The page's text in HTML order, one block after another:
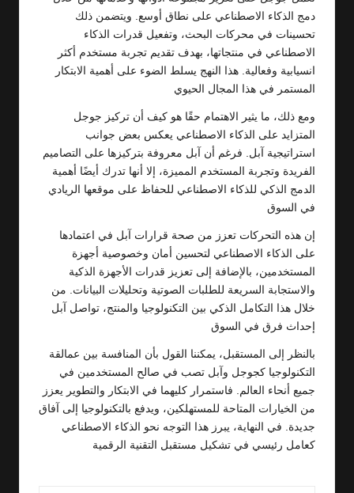
دمج الذكاء الاصطناعي على نطاق أوسع. ويتضمن ذلك
تحسينات في محركات البحث، وتفعيل قدرات الذكاء
الاصطناعي في منتجاتها، بهدف تقديم تجربة مستخدم أكثر
انسيابية وفعالية. هذا النهج يسلط الضوء على أهمية الابتكار
المستمر في هذا المجال الحيوي
ومع ذلك، ما يثير الاهتمام حقًا هو كيف أن تركيز جوجل
المتزايد على الذكاء الاصطناعي يعكس بعض جوانب
استراتيجية آبل. فرغم أن آبل معروفة بتركيزها على التصاميم
الفريدة وتجربة المستخدم المميزة، إلا أنها تدرك أيضًا أهمية
الدمج الذكي للذكاء الاصطناعي للحفاظ على موقعها الريادي
في السوق
إن هذه التحركات تعزز من صحة قرارات آبل في اعتمادها
على الذكاء الاصطناعي لتحسين أمان وخصوصية أجهزة
المستخدمين، بالإضافة إلى تعزيز قدرات الأجهزة الذكية
والاستجابة السريعة للطلبات الصوتية وتحليلات البيانات. من
خلال هذا التكامل الذكي بين التكنولوجيا والمنتج، تواصل آبل
إحداث فرق في السوق
بالنظر إلى المستقبل، يمكننا القول بأن المنافسة بين عمالقة
التكنولوجيا كجوجل وآبل تصب في صالح المستخدمين في
جميع أنحاء العالم. فاستمرار كليهما في الابتكار والتطوير يعزز
من الخيارات المتاحة للمستهلكين، ويدفع بالتكنولوجيا إلى آفاق
جديدة. في النهاية، يبرز هذا التوجه نحو الذكاء الاصطناعي
كعامل رئيسي في تشكيل مستقبل التقنية الرقمية